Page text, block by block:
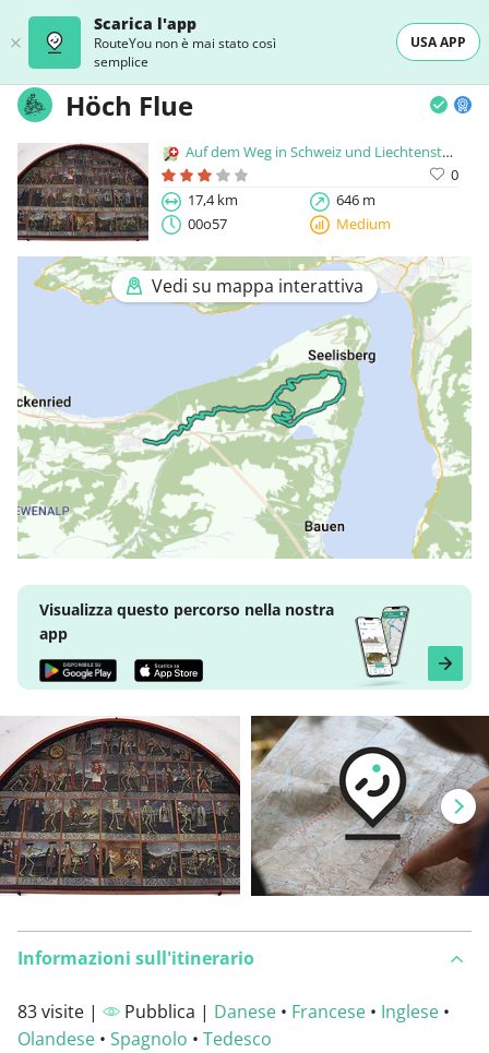
Scarica l'app
RouteYou non è mai stato così
semplice
USA APP
Höch Flue
Auf dem Weg in Schweiz und Liechtenstein
0
17,4 km
646 m
00o57
Medium
Vedi su mappa interattiva
Visualizza questo percorso nella nostra
app
Informazioni sull'itinerario
83 visite | Pubblica | Danese • Francese • Inglese •
Olandese • Spagnolo • Tedesco